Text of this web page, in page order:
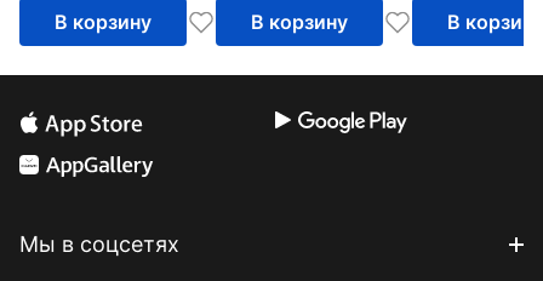
В корзину В корзину В корзину
Мы в соцсетях